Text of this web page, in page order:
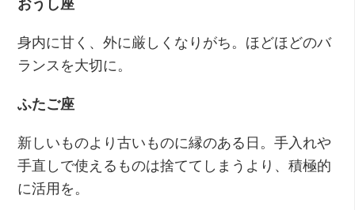
身内に甘く、外に厳しくなりがち。ほどほどのバ
ランスを大切に。
ふたご座
新しいものより古いものに縁のある日。手入れや
手直しで使えるものは捨ててしまうより、積極的
に活用を。